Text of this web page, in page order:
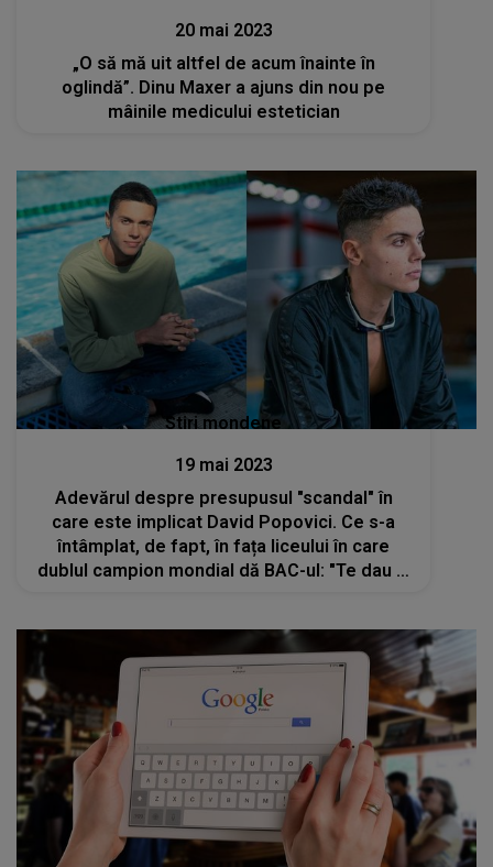
20 mai 2023
„O să mă uit altfel de acum înainte în
oglindă”. Dinu Maxer a ajuns din nou pe
mâinile medicului estetician
Stiri mondene
19 mai 2023
Adevărul despre presupusul "scandal" în
care este implicat David Popovici. Ce s-a
întâmplat, de fapt, în fața liceului în care
dublul campion mondial dă BAC-ul: "Te dau în